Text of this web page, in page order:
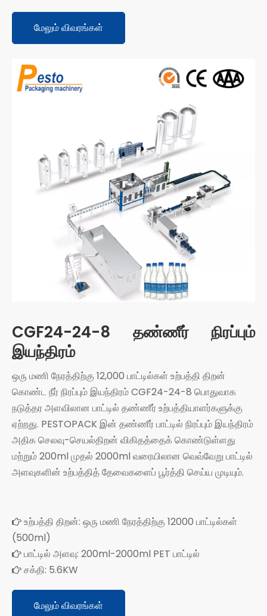
மேலும் விவரங்கள்
CGF24-24-8 தண்ணீர் நிரப்பும்
இயந்திரம்
ஒரு மணி நேரத்திற்கு 12,000 பாட்டில்கள் உற்பத்தி திறன்
கொண்ட நீர் நிரப்பும் இயந்திரம் CGF24-24-8 பொதுவாக
நடுத்தர அளவிலான பாட்டில் தண்ணீர் உற்பத்தியாளர்களுக்கு
ஏற்றது. PESTOPACK இன் தண்ணீர் பாட்டில் நிரப்பும் இயந்திரம்
அதிக செலவு-செயல்திறன் விகிதத்தைக் கொண்டுள்ளது
மற்றும் 200ml முதல் 2000ml வரையிலான வெவ்வேறு பாட்டில்
அளவுகளின் உற்பத்தித் தேவைகளைப் பூர்த்தி செய்ய முடியும்.
 உற்பத்தி திறன்: ஒரு மணி நேரத்திற்கு 12000 பாட்டில்கள்
(500ml)
 பாட்டில் அளவு: 200ml-2000ml PET பாட்டில்
 சக்தி: 5.6KW
மேலும் விவரங்கள்